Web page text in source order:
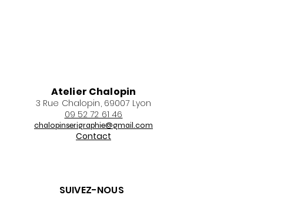
Atelier Chalopin
3 Rue Chalopin, 69007 Lyon
09 52 72 61 46
chalopinserigraphie@gmail.com
Contact
SUIVEZ-NOUS